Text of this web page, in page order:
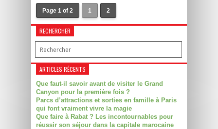
Page 1 of 2 1 2
RECHERCHER
ARTICLES RÉCENTS
Que faut-il savoir avant de visiter le Grand
Canyon pour la première fois ?
Parcs d’attractions et sorties en famille à Paris
qui font vraiment vivre la magie
Que faire à Rabat ? Les incontournables pour
réussir son séjour dans la capitale marocaine